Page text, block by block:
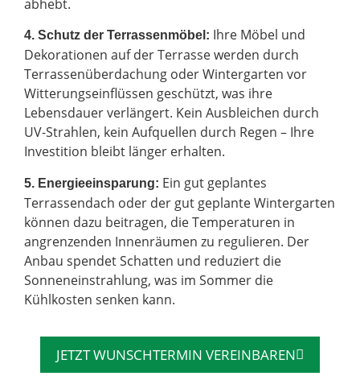
abhebt.
4. Schutz der Terrassenmöbel: Ihre Möbel und
Dekorationen auf der Terrasse werden durch
Terrassenüberdachung oder Wintergarten vor
Witterungseinflüssen geschützt, was ihre
Lebensdauer verlängert. Kein Ausbleichen durch
UV-Strahlen, kein Aufquellen durch Regen – Ihre
Investition bleibt länger erhalten.
5. Energieeinsparung: Ein gut geplantes
Terrassendach oder der gut geplante Wintergarten
können dazu beitragen, die Temperaturen in
angrenzenden Innenräumen zu regulieren. Der
Anbau spendet Schatten und reduziert die
Sonneneinstrahlung, was im Sommer die
Kühlkosten senken kann.
JETZT WUNSCHTERMIN VEREINBAREN